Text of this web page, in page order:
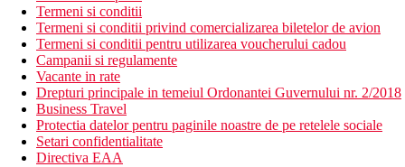
Termeni si conditii
Termeni si conditii privind comercializarea biletelor de avion
Termeni si conditii pentru utilizarea voucherului cadou
Campanii si regulamente
Vacante in rate
Drepturi principale in temeiul Ordonantei Guvernului nr. 2/2018
Business Travel
Protectia datelor pentru paginile noastre de pe retelele sociale
Setari confidentialitate
Directiva EAA